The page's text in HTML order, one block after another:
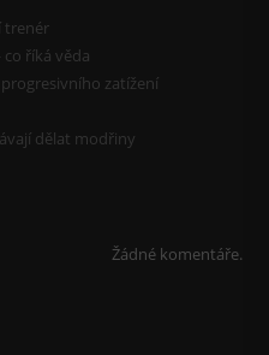
trenér
říká věda
zatížení
dělat modřiny
Žádné komentáře.